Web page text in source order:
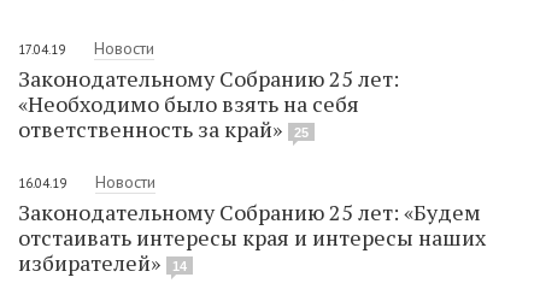
17.04.19 Новости
Законодательному Собранию 25 лет:
«Необходимо было взять на себя
ответственность за край»
25
16.04.19 Новости
Законодательному Собранию 25 лет: «Будем
отстаивать интересы края и интересы наших
избирателей»
14